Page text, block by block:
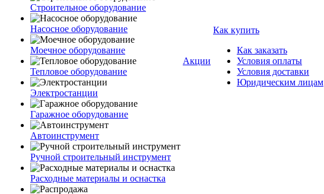
Строительное оборудование
Насосное оборудование
Моечное оборудование
Тепловое оборудование
Электростанции
Гаражное оборудование
Автоинструмент
Ручной строительный инструмент
Расходные материалы и оснастка
Акции
Как купить
Как заказать
Условия оплаты
Условия доставки
Юридическим лицам